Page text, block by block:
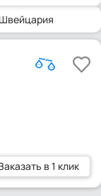
в 1 клик